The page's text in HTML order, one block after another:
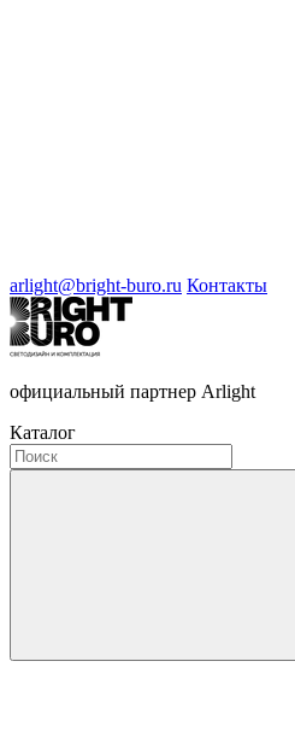
arlight@bright-buro.ru Контакты
официальный партнер Arlight
Каталог